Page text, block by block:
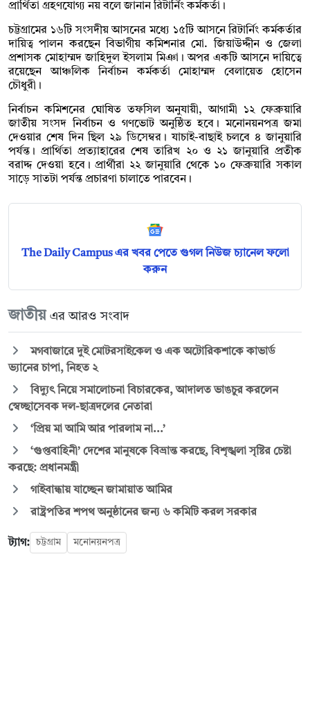
প্রার্থিতা গ্রহণযোগ্য নয় বলে জানান রিটার্নিং কর্মকর্তা।
চট্টগ্রামের ১৬টি সংসদীয় আসনের মধ্যে ১৫টি আসনে রিটার্নিং কর্মকর্তার
দায়িত্ব পালন করছেন বিভাগীয় কমিশনার মো. জিয়াউদ্দীন ও জেলা
প্রশাসক মোহাম্মদ জাহিদুল ইসলাম মিঞা। অপর একটি আসনে দায়িত্বে
রয়েছেন আঞ্চলিক নির্বাচন কর্মকর্তা মোহাম্মদ বেলায়েত হোসেন
চৌধুরী।
নির্বাচন কমিশনের ঘোষিত তফসিল অনুযায়ী, আগামী ১২ ফেব্রুয়ারি
জাতীয় সংসদ নির্বাচন ও গণভোট অনুষ্ঠিত হবে। মনোনয়নপত্র জমা
দেওয়ার শেষ দিন ছিল ২৯ ডিসেম্বর। যাচাই-বাছাই চলবে ৪ জানুয়ারি
পর্যন্ত। প্রার্থিতা প্রত্যাহারের শেষ তারিখ ২০ ও ২১ জানুয়ারি প্রতীক
বরাদ্দ দেওয়া হবে। প্রার্থীরা ২২ জানুয়ারি থেকে ১০ ফেব্রুয়ারি সকাল
সাড়ে সাতটা পর্যন্ত প্রচারণা চালাতে পারবেন।
The Daily Campus এর খবর পেতে গুগল নিউজ চ্যানেল ফলো
করুন
জাতীয় এর আরও সংবাদ
মগবাজারে দুই মোটরসাইকেল ও এক অটোরিকশাকে কাভার্ড
ভ্যানের চাপা, নিহত ২
বিদ্যুৎ নিয়ে সমালোচনা বিচারকের, আদালত ভাঙচুর করলেন
স্বেচ্ছাসেবক দল-ছাত্রদলের নেতারা
‘প্রিয় মা আমি আর পারলাম না...’
‘গুপ্তবাহিনী’ দেশের মানুষকে বিভ্রান্ত করছে, বিশৃঙ্খলা সৃষ্টির চেষ্টা
করছে: প্রধানমন্ত্রী
গাইবান্ধায় যাচ্ছেন জামায়াত আমির
রাষ্ট্রপতির শপথ অনুষ্ঠানের জন্য ৬ কমিটি করল সরকার
ট্যাগ: চট্টগ্রাম মনোনয়নপত্র